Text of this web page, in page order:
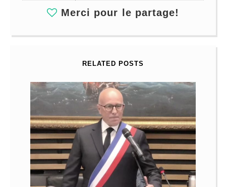
Merci pour le partage!
RELATED POSTS